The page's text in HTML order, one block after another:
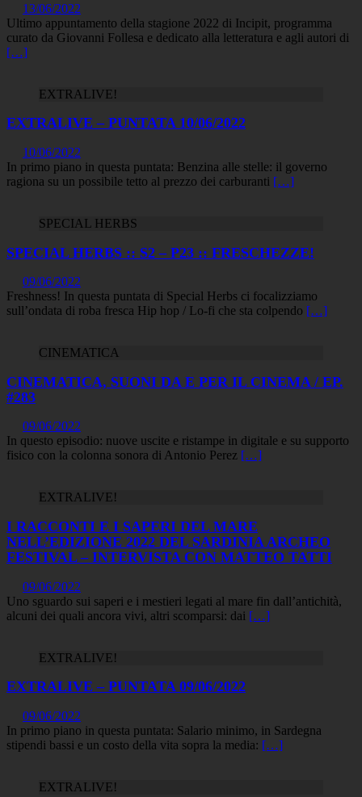
13/06/2022
Ultimo appuntamento della stagione 2022 di Incipit, programma
curato da Giovanni Follesa e dedicato alla letteratura e agli autori di
[…]
EXTRALIVE!
EXTRALIVE – PUNTATA 10/06/2022
10/06/2022
In primo piano in questa puntata: Benzina alle stelle: il governo
ragiona su un possibile tetto al prezzo dei carburanti […]
SPECIAL HERBS
SPECIAL HERBS :: S2 – P23 :: FRESCHEZZE!
09/06/2022
Freshness! In questa puntata di Special Herbs ci focalizziamo
sull’ondata di roba fresca Hip hop / Lo-fi che sta colpendo […]
CINEMATICA
CINEMATICA, SUONI DA E PER IL CINEMA / EP.
#283
09/06/2022
In questo episodio: nuove uscite e ristampe in digitale e su supporto
fisico con la colonna sonora di Antonio Perez […]
EXTRALIVE!
I RACCONTI E I SAPERI DEL MARE
NELL’EDIZIONE 2022 DEL SARDINIA ARCHEO
FESTIVAL – INTERVISTA CON MATTEO TATTI
09/06/2022
Uno sguardo sui saperi e i mestieri legati al mare fin dall’antichità,
alcuni dei quali ancora vivi, altri scomparsi: dai […]
EXTRALIVE!
EXTRALIVE – PUNTATA 09/06/2022
09/06/2022
In primo piano in questa puntata: Salario minimo, in Sardegna
stipendi bassi e un costo della vita sopra la media: […]
EXTRALIVE!